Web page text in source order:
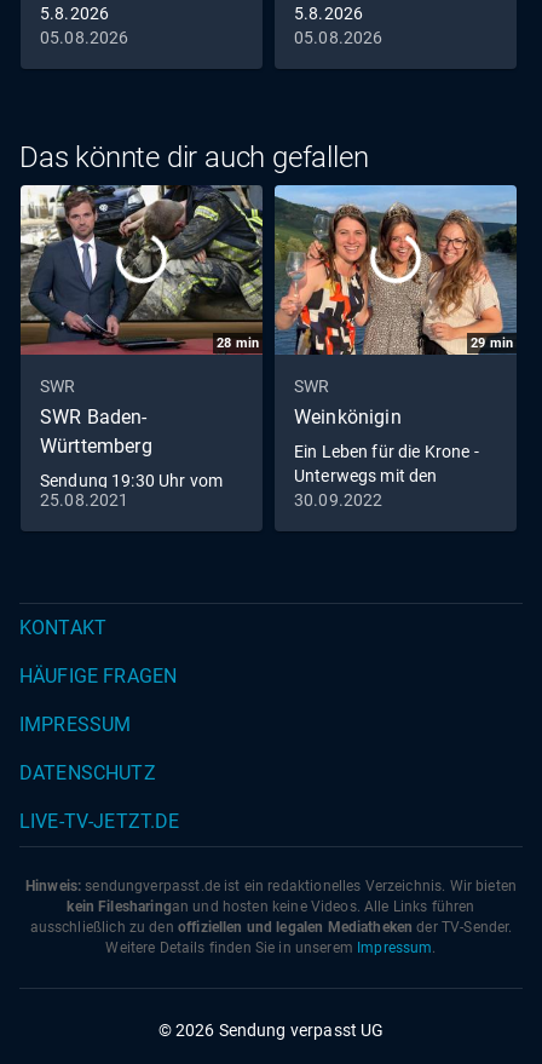
5.8.2026
05.08.2026
5.8.2026
05.08.2026
Das könnte dir auch gefallen
28min
SWR
SWR Baden-
Württemberg
Sendung 19:30 Uhr vom
25.8.2021
25.08.2021
29min
SWR
Weinkönigin
Ein Leben für die Krone -
Unterwegs mit den
Weinköniginnen
30.09.2022
KONTAKT
HÄUFIGE FRAGEN
IMPRESSUM
DATENSCHUTZ
LIVE-TV-JETZT.DE
Hinweis: sendungverpasst.de ist ein redaktionelles Verzeichnis. Wir bieten
kein Filesharingan und hosten keine Videos. Alle Links führen
ausschließlich zu den offiziellen und legalen Mediatheken der TV-Sender.
Weitere Details finden Sie in unserem Impressum.
© 2026 Sendung verpasst UG